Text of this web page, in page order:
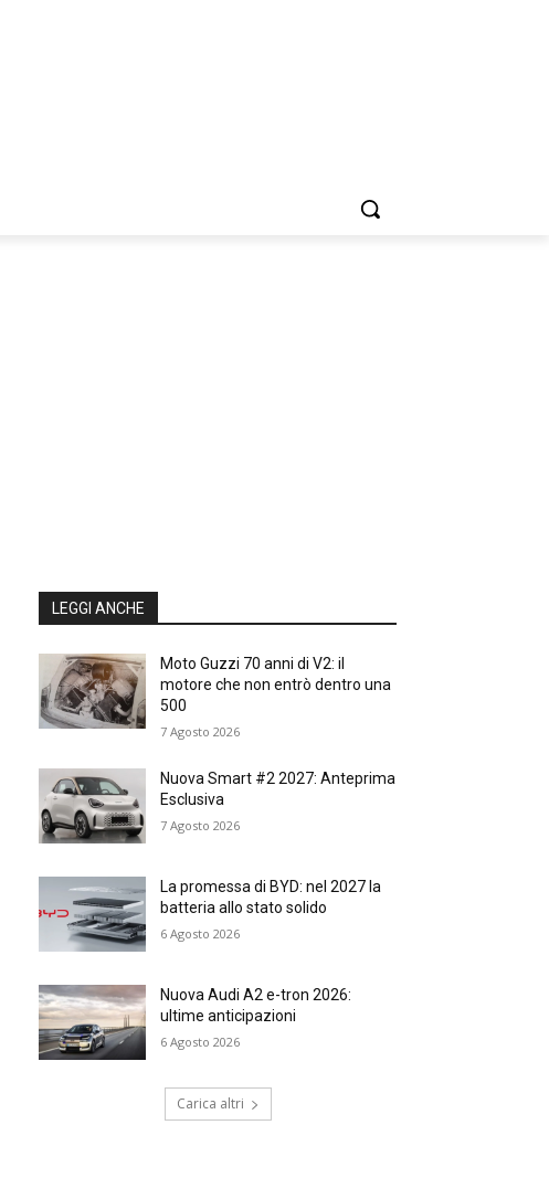
LEGGI ANCHE
Moto Guzzi 70 anni di V2: il
motore che non entrò dentro una
500
7 Agosto 2026
Nuova Smart #2 2027: Anteprima
Esclusiva
7 Agosto 2026
La promessa di BYD: nel 2027 la
batteria allo stato solido
6 Agosto 2026
Nuova Audi A2 e-tron 2026:
ultime anticipazioni
6 Agosto 2026
Carica altri